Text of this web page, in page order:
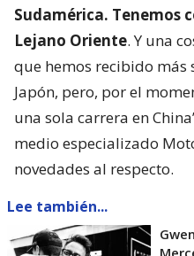
Sudamérica. Tenemos
Lejano Oriente. Y una
que hemos recibido más
Japón, pero, por el
una sola carrera en
medio especializado
novedades al respecto.
Lee también...